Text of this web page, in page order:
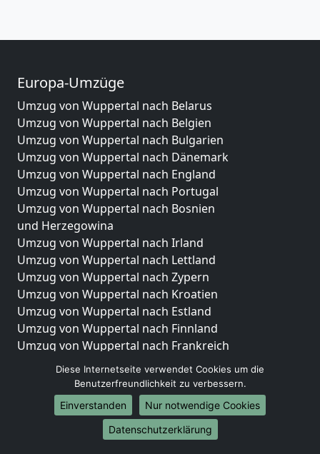
Europa-Umzüge
Umzug von Wuppertal nach Belarus
Umzug von Wuppertal nach Belgien
Umzug von Wuppertal nach Bulgarien
Umzug von Wuppertal nach Dänemark
Umzug von Wuppertal nach England
Umzug von Wuppertal nach Portugal
Umzug von Wuppertal nach Bosnien
und Herzegowina
Umzug von Wuppertal nach Irland
Umzug von Wuppertal nach Lettland
Umzug von Wuppertal nach Zypern
Umzug von Wuppertal nach Kroatien
Umzug von Wuppertal nach Estland
Umzug von Wuppertal nach Finnland
Umzug von Wuppertal nach Frankreich
Umzug von Wuppertal nach Griechenland
Umzug von Wuppertal nach Italien
Umzug von Wuppertal nach Liechtenstein
Umzug von Wuppertal nach Luxemburg
Umzug von Wuppertal nach Niederlande
Diese Internetseite verwendet Cookies um die
Benutzerfreundlichkeit zu verbessern.
Einverstanden
Nur notwendige Cookies
Datenschutzerklärung